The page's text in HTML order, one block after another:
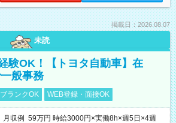
掲載日：2026.08.07
未読
験OK！【トヨタ自動車】在
般事務
ブランクOK WEB登録・面接OK
収例 59万円 時給3000円×実働8h×週5日×4週